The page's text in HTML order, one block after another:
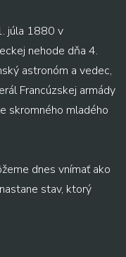
júla 1880 v
nehode dňa 4.
astronóm a vedec,
Francúzskej armády
skromného mladého
dnes vnímať ako
stav, ktorý